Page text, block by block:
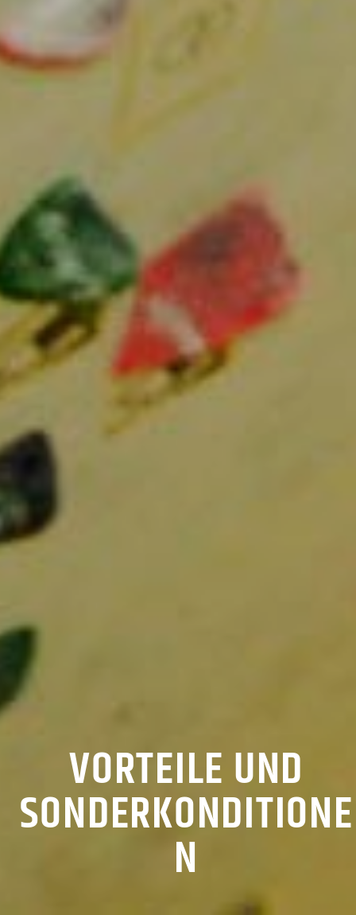
VORTEILE UND
SONDERKONDITIONE
N